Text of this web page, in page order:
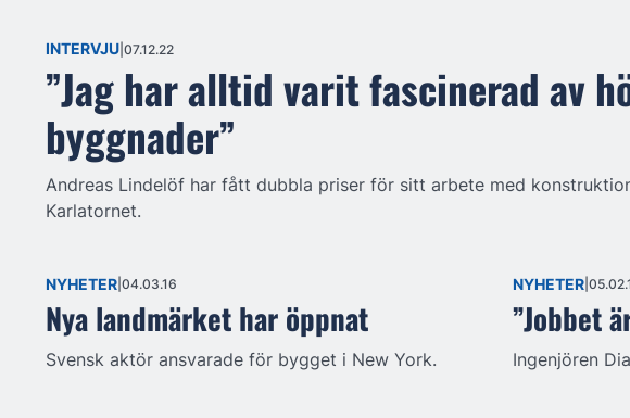
INTERVJU 07.12.22
”Jag har alltid varit fascinerad av
byggnader”
Andreas Lindelöf har fått dubbla priser för sitt arbete med
Karlatornet.
NYHETER 04.03.16
Nya landmärket har öppnat
Svensk aktör ansvarade för bygget i New York.
NYHETER
”Jobbet
Ingenjören